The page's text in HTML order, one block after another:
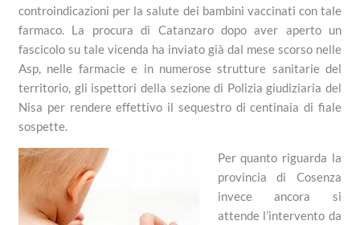
controindicazioni per la salute dei bambini vaccinati con tale
farmaco. La procura di Catanzaro dopo aver aperto un
fascicolo su tale vicenda ha inviato già dal mese scorso nelle
Asp, nelle farmacie e in numerose strutture sanitarie del
territorio, gli ispettori della sezione di Polizia giudiziaria del
Nisa per rendere effettivo il sequestro di centinaia di fiale
sospette.
Per quanto riguarda la
provincia di Cosenza
invece ancora si
attende l’intervento da